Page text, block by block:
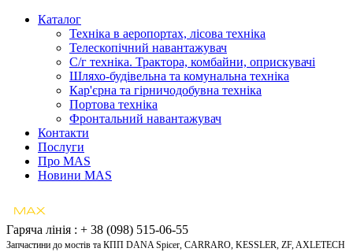
Каталог
Техніка в аеропортах, лісова техніка
Телескопічний навантажувач
С/г техніка. Трактора, комбайни, оприскувачі
Шляхо-будівельна та комунальна техніка
Кар'єрна та гірничодобувна техніка
Портова техніка
Фронтальний навантажувач
Контакти
Послуги
Про MAS
Новини MAS
Гаряча лінія : + 38 (098) 515-06-55
Запчастини до мостів та КПП DANA Spicer, CARRARO, KESSLER, ZF, AXLETECH